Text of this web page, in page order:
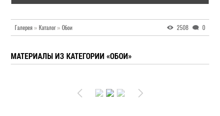
Галерея » Каталог» Обои 2508 0
МАТЕРИАЛЫ ИЗ КАТЕГОРИИ «ОБОИ»